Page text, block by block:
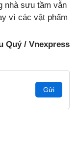
nhà sưu tầm vẫn
vì các vật phẩm
Quý / Vnexpress
Gửi